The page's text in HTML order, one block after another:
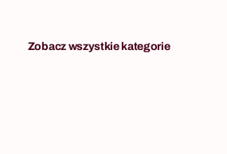
Zobacz wszystkie kategorie